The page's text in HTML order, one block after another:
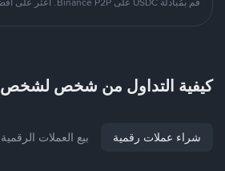
كيفية التداول من شخص لشخص
شراء عملات رقمية بيع العملات الرقمية